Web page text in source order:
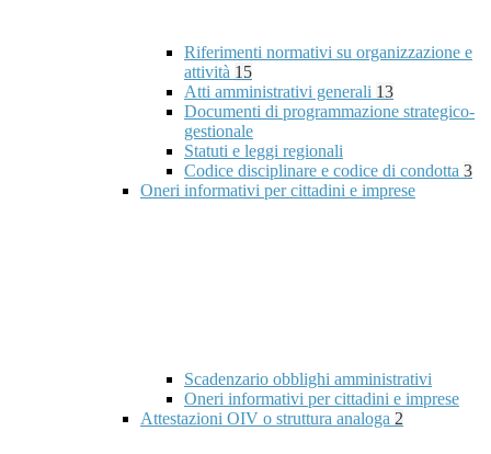
Riferimenti normativi su organizzazione e
attività 15
Atti amministrativi generali 13
Documenti di programmazione strategico-
gestionale
Statuti e leggi regionali
Codice disciplinare e codice di condotta 3
Oneri informativi per cittadini e imprese
Scadenzario obblighi amministrativi
Oneri informativi per cittadini e imprese
Attestazioni OIV o struttura analoga 2